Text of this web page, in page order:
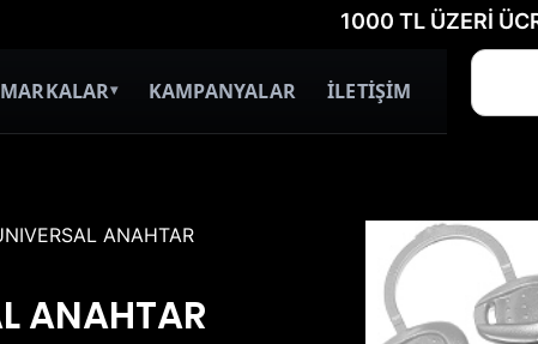
1000 TL ÜZERİ
MARKALAR▾ KAMPANYALAR İLETİŞİM
ANAHTAR
ANAHTAR